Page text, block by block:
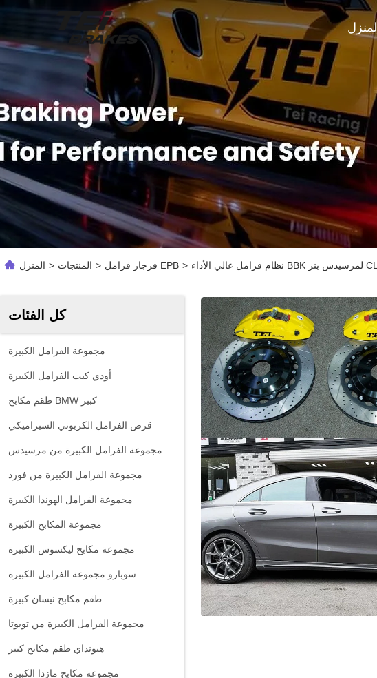
المنزل
المنزل > المنتجات > فرجار فرامل EPB >
كل الفئات
مجموعة الفرامل الكبيرة
أودي كيت الفرامل الكبيرة
طقم مكابح BMW كبير
قرص الفرامل الكربوني السيراميكي
مجموعة الفرامل الكبيرة من مرسيدس
مجموعة الفرامل الكبيرة من فورد
مجموعة الفرامل الهوندا الكبيرة
مجموعة المكابح الكبيرة
مجموعة مكابح ليكسوس الكبيرة
سوبارو مجموعة الفرامل الكبيرة
طقم مكابح نيسان كبيرة
مجموعة الفرامل الكبيرة من تويوتا
هيونداي طقم مكابح كبير
مجموعة مكابح مازدا الكبيرة